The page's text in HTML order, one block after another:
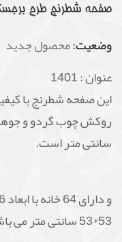
صفحه شطرنج طرح برجسته
وضعیت:محصول جدید
عنوان :1401
این صفحه شطرنج با
سانتی متر است.
53*53 سانتی متر می باشد.